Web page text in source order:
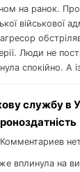
на ранок.
військової
Люди не
спокійно. А
службу в
Комментариев
вплинула на